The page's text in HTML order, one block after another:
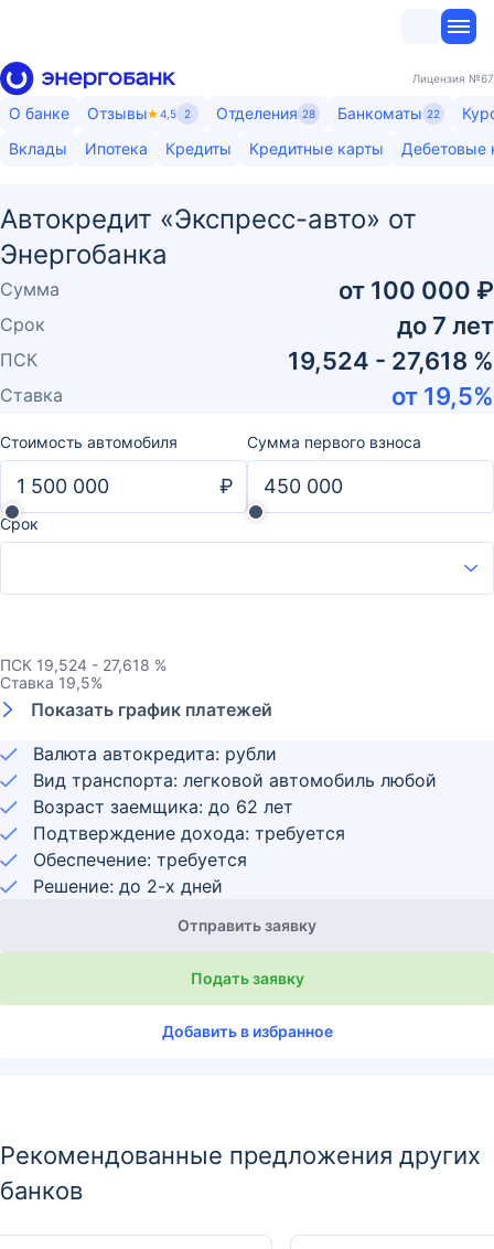
Лицензия №67
О банке Отзывы 4,5 2 Отделения 28 Банкоматы 22
Вклады
Ипотека Кредиты Кредитные карты Дебетовые
Автокредит «Экспресс-авто» от
Энергобанка
Добавить в избранное
Сумма от 100 000 ₽
Срок до 7 лет
ПСК 19,524 - 27,618 %
Ставка от 19,5%
Валюта автокредита: рубли
Вид транспорта: легковой автомобиль любой
Возраст заемщика: до 62 лет
Подтверждение дохода: требуется
Обеспечение: требуется
Решение: до 2-х дней
Отправить заявку
Подать заявку
Стоимость автомобиля
₽
Сумма первого взноса
Срок
ПСК 19,524 - 27,618 %
Ставка 19,5%
Показать график платежей
Рекомендованные предложения других
банков